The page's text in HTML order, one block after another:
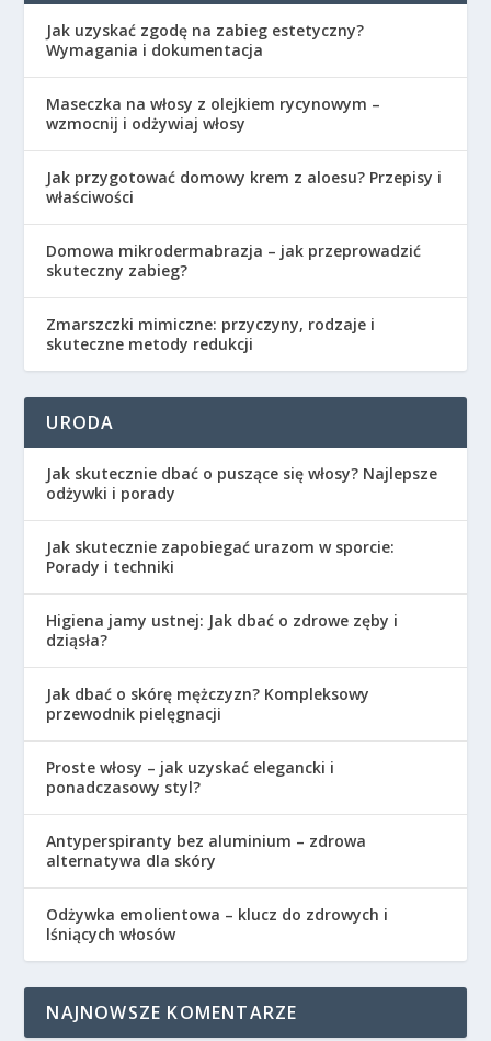
Jak uzyskać zgodę na zabieg estetyczny?
Wymagania i dokumentacja
Maseczka na włosy z olejkiem rycynowym –
wzmocnij i odżywiaj włosy
Jak przygotować domowy krem z aloesu? Przepisy i
właściwości
Domowa mikrodermabrazja – jak przeprowadzić
skuteczny zabieg?
Zmarszczki mimiczne: przyczyny, rodzaje i
skuteczne metody redukcji
URODA
Jak skutecznie dbać o puszące się włosy? Najlepsze
odżywki i porady
Jak skutecznie zapobiegać urazom w sporcie:
Porady i techniki
Higiena jamy ustnej: Jak dbać o zdrowe zęby i
dziąsła?
Jak dbać o skórę mężczyzn? Kompleksowy
przewodnik pielęgnacji
Proste włosy – jak uzyskać elegancki i
ponadczasowy styl?
Antyperspiranty bez aluminium – zdrowa
alternatywa dla skóry
Odżywka emolientowa – klucz do zdrowych i
lśniących włosów
NAJNOWSZE KOMENTARZE